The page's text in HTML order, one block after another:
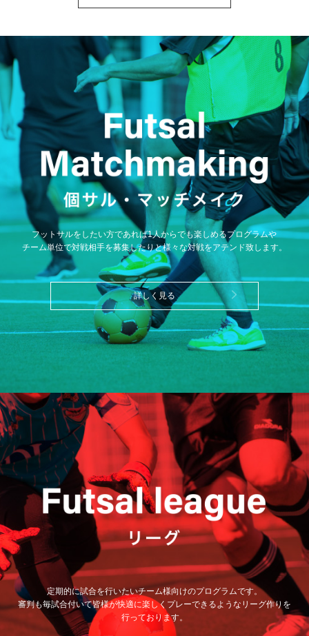
フットサルをしたい方であれば1人からでも楽しめるプログラムや
チーム単位で対戦相手を募集したりと様々な対戦をアテンド致します。
詳しく見る
定期的に試合を行いたいチーム様向けのプログラムです。
審判も毎試合付いて皆様が快適に楽しくプレーできるようなリーグ作りを
行っております。